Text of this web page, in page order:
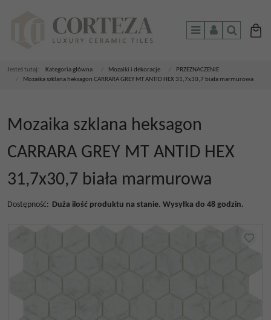
MenuPanelSzukaj
Jesteś tutaj: Kategoria główna Mozaiki i dekoracje
PRZEZNACZENIE
Mozaika szklana heksagon CARRARA GREY MT ANTID HEX 31,7x30,7 biała marmurowa
Mozaika szklana heksagon
CARRARA GREY MT ANTID HEX
31,7x30,7 biała marmurowa
Dostępność: Duża ilość produktu na stanie. Wysyłka do 48 godzin.